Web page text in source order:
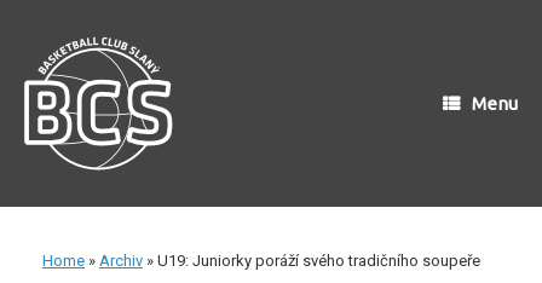
content
Menu
Home » Archiv » U19: Juniorky poráží svého tradičního soupeře